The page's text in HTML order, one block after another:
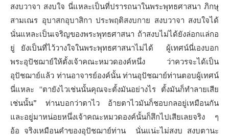
สงบวาจา สงบใจ นี่แหละเป็นที่ปรารถนาในพระพุทธศาสนา ภิกษุ
สามเณร อุบาสกอุบาสิกา ประพฤติสงบกาย สงบวาจา สงบใจได้
นั่นแหละเป็นเจริญของพระพุทธศาสนา ถ้าสงบไม่ได้ยังล่อกแล่กอ
ยู่ ยังเป็นที่ไว้วางใจในพระพุทธศาสนาไม่ได้ ผู้เทศน์นี่เองบอก
พระอุปัชฌาย์ให้ตั้งเจ้าคณะหมวดองค์หนึ่ง ว่าควรจะได้เป็น
อุปัชฌาย์แล้ว ท่านอาจารย์องค์นั้น ท่านอุปัชฌาย์ท่านตอบผู้เทศน์
นี่แหละ “ตายังไวเช่นนั้นคุณจะตั้งมันอย่างไร ตั้งมันก็ทำลายเสีย
เช่นนั้น” ท่านบอกว่าตาไว อ้ายตาไวมันก็ชอบกลอยู่เหมือนกัน
และอยู่มาหน่อยหนึ่งเจ้าคณะหมวดองค์นั้นก็สึกไปเสียเลยจริง ๆ
อ้อ จริงเหมือนคำของอุปัชฌาย์ท่าน นั่นแน่ะไม่สงบ สงบตานะ